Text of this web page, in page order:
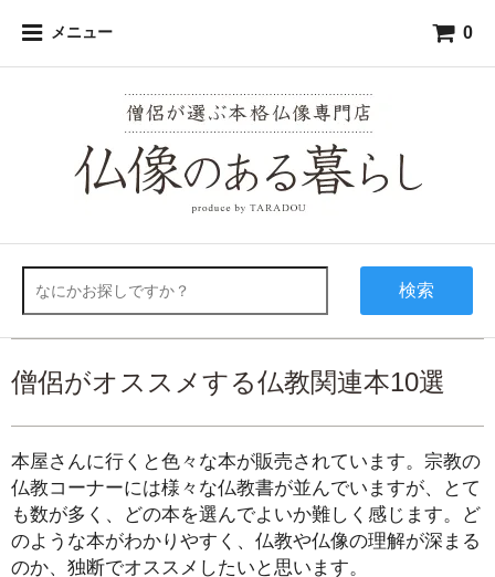
メニュー 0
検索
僧侶がオススメする仏教関連本10選
本屋さんに行くと色々な本が販売されています。宗教の
仏教コーナーには様々な仏教書が並んでいますが、とて
も数が多く、どの本を選んでよいか難しく感じます。ど
のような本がわかりやすく、仏教や仏像の理解が深まる
のか、独断でオススメしたいと思います。